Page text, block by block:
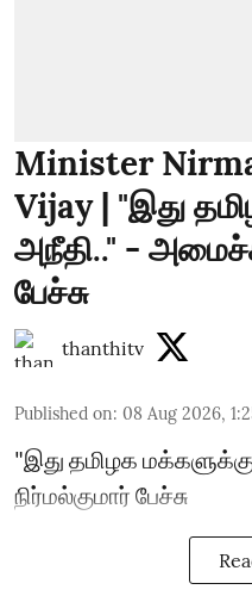
Minister
Vijay | "இது
அநீதி.." -
பேச்சு
thanthitv
Published on: 08 Aug 2026,
"இது தமிழக
நிர்மல்குமார் பேச்சு